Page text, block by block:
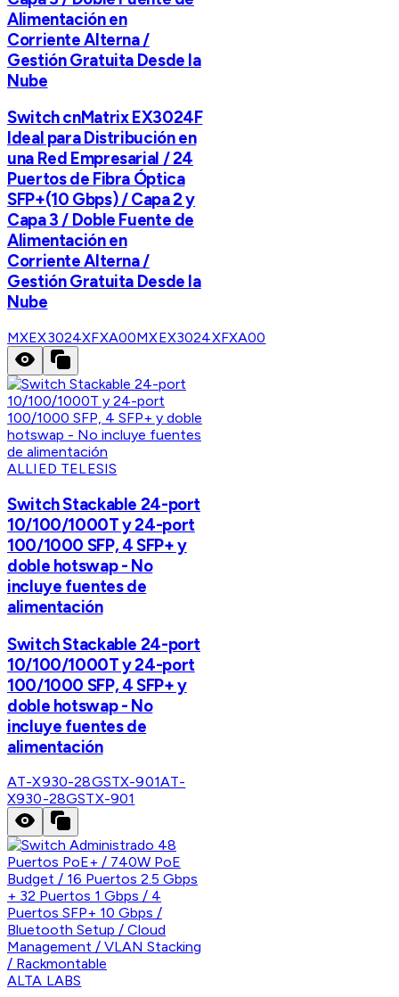
Alimentación en
Corriente Alterna /
Gestión Gratuita Desde la
Nube
Switch cnMatrix EX3024F
Ideal para Distribución en
una Red Empresarial / 24
Puertos de Fibra Óptica
SFP+(10 Gbps) / Capa 2 y
Capa 3 / Doble Fuente de
Alimentación en
Corriente Alterna /
Gestión Gratuita Desde la
Nube
MXEX3024XFXA00MXEX3024XFXA00
ALLIED TELESIS
Switch Stackable 24-port
10/100/1000T y 24-port
100/1000 SFP, 4 SFP+ y
doble hotswap - No
incluye fuentes de
alimentación
Switch Stackable 24-port
10/100/1000T y 24-port
100/1000 SFP, 4 SFP+ y
doble hotswap - No
incluye fuentes de
alimentación
AT-X930-28GSTX-901AT-
X930-28GSTX-901
ALTA LABS